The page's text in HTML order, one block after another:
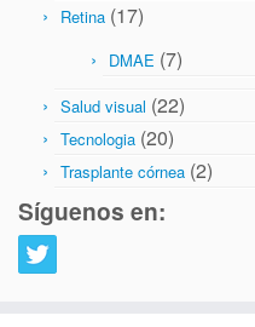
Retina (17)
DMAE (7)
Salud visual (22)
Tecnologia (20)
Trasplante córnea (2)
Síguenos en: